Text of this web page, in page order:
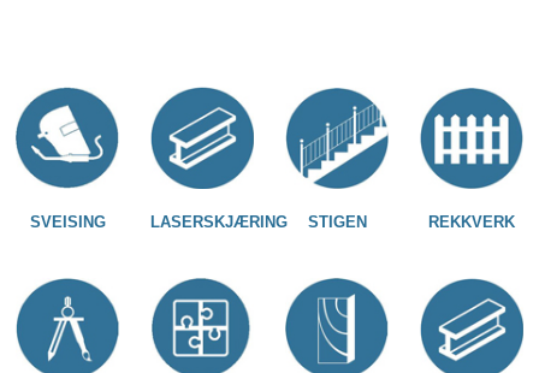
SVEISING LASERSKJÆRING STIGEN REKKVERK